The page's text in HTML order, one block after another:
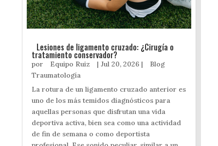
Lesiones de ligamento cruzado: ¿Cirugía o
tratamiento conservador?
por Equipo Ruiz | Jul 20, 2026|
Blog
Traumatología
La rotura de un ligamento cruzado anterior es
uno de los más temidos diagnósticos para
aquellas personas que disfrutan una vida
deportiva activa, bien sea como una actividad
de fin de semana o como deportista